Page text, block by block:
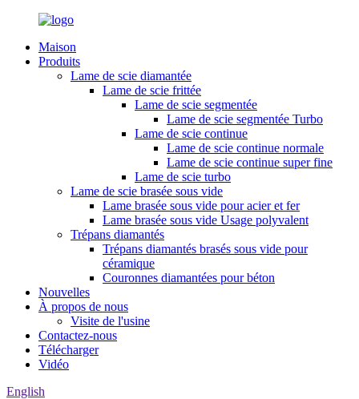
Maison
Produits
Lame de scie diamantée
Lame de scie frittée
Lame de scie segmentée
Lame de scie segmentée Turbo
Lame de scie continue
Lame de scie continue normale
Lame de scie continue super fine
Lame de scie turbo
Lame de scie brasée sous vide
Lame brasée sous vide pour acier et fer
Lame brasée sous vide Usage polyvalent
Trépans diamantés
Trépans diamantés brasés sous vide pour
céramique
Couronnes diamantées pour béton
Nouvelles
À propos de nous
Visite de l'usine
Contactez-nous
Télécharger
Vidéo
English